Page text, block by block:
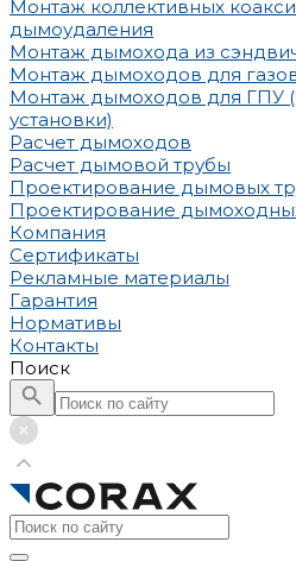
Монтаж коллективных
дымоудаления
Монтаж дымохода из
Монтаж дымоходов для
Монтаж дымоходов для ГПУ
установки)
Расчет дымоходов
Расчет дымовой трубы
Проектирование дымовых
Проектирование
Компания
Сертификаты
Рекламные материалы
Гарантия
Нормативы
Контакты
Поиск